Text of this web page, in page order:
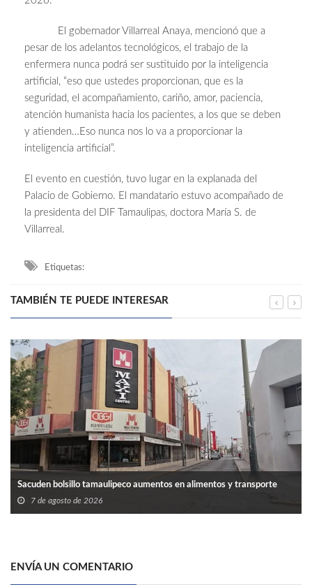
El gobernador Villarreal Anaya, mencionó que a
pesar de los adelantos tecnológicos, el trabajo de la
enfermera nunca podrá ser sustituido por la inteligencia
artificial, “eso que ustedes proporcionan, que es la
seguridad, el acompañamiento, cariño, amor, paciencia,
atención humanista hacia los pacientes, a los que se deben
y atienden…Eso nunca nos lo va a proporcionar la
inteligencia artificial”.
El evento en cuestión, tuvo lugar en la explanada del
Palacio de Gobierno. El mandatario estuvo acompañado de
la presidenta del DIF Tamaulipas, doctora María S. de
Villarreal.
Etiquetas:
TAMBIÉN TE PUEDE INTERESAR
Sacuden bolsillo tamaulipeco aumentos en alimentos y transporte
7 de agosto de 2026
ENVÍA UN COMENTARIO